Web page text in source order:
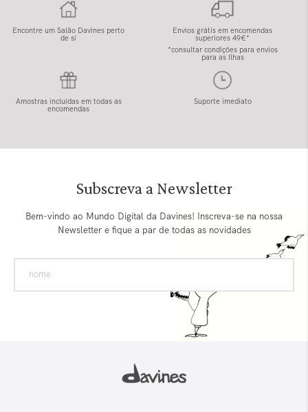
Encontre um Salão Davines perto
de si
Envios grátis em encomendas
superiores 49€*
*consultar condições para envios
para as Ilhas
Amostras incluídas em todas as
encomendas
Suporte imediato
Subscreva a Newsletter
Bem-vindo ao Mundo Digital da Davines! Inscreva-se na nossa
Newsletter e fique a par de todas as novidades